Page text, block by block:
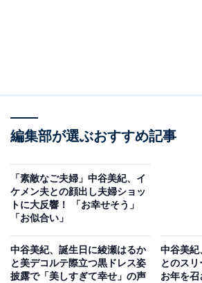
編集部が選ぶおすすめ記事
「素敵なご夫婦」中谷美紀、イ
ケメン夫との顔出し夫婦ショッ
トに大反響！ 「お幸せそう」
「お似合い」
中谷美紀、誕生日に綾瀬はるか
と美デコルテ際立つ黒ドレス姿
披露で「美しすぎて幸せ」の声
中谷美紀
とのス
お年を